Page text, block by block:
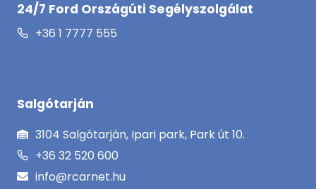
24/7 Ford Országúti Segélyszolgálat
+36 1 7777 555
Salgótarján
3104 Salgótarján, Ipari park, Park út 10.
+36 32 520 600
info@rcarnet.hu